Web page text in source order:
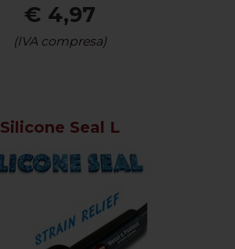
€ 4,97
(IVA compresa)
Silicone Seal L